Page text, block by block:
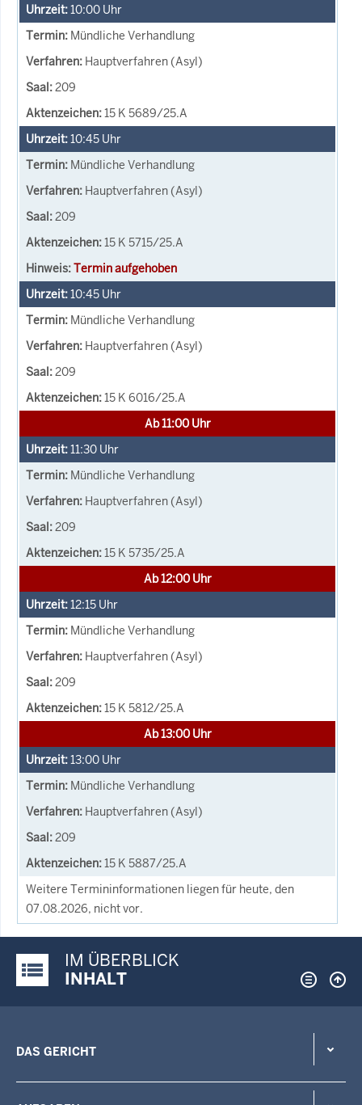
10:00 Uhr
Mündliche Verhandlung
Hauptverfahren (Asyl)
209
15 K 5689/25.A
10:45 Uhr
Mündliche Verhandlung
Hauptverfahren (Asyl)
209
15 K 5715/25.A
Termin aufgehoben
10:45 Uhr
Mündliche Verhandlung
Hauptverfahren (Asyl)
209
15 K 6016/25.A
Ab 11:00 Uhr
11:30 Uhr
Mündliche Verhandlung
Hauptverfahren (Asyl)
209
15 K 5735/25.A
Ab 12:00 Uhr
12:15 Uhr
Mündliche Verhandlung
Hauptverfahren (Asyl)
209
15 K 5812/25.A
Ab 13:00 Uhr
13:00 Uhr
Mündliche Verhandlung
Hauptverfahren (Asyl)
209
15 K 5887/25.A
Weitere Termininformationen liegen für heute, den
07.08.2026, nicht vor.
Justiz-Portal im Überblick:
IM ÜBERBLICK
INHALT
DAS GERICHT